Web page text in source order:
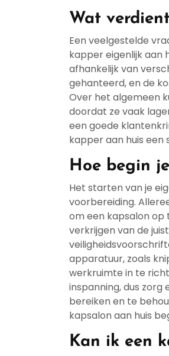
Wat
Een veelgestelde
kapper eigenlijk aan
afhankelijk van
gehanteerd, en de
Over het algemeen
doordat ze vaak
een goede
kapper aan huis een
Hoe begin
Het starten van je
voorbereiding.
om een kapsalon op
verkrijgen van de
apparatuur, zoals
werkruimte in te
inspanning, dus
bereiken en te
kapsalon aan huis
Kan ik een